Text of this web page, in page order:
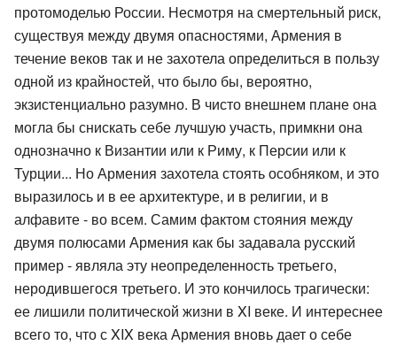
протомоделью России. Несмотря на смертельный риск,
существуя между двумя опасностями, Армения в
течение веков так и не захотела определиться в пользу
одной из крайностей, что было бы, вероятно,
экзистенциально разумно. В чисто внешнем плане она
могла бы снискать себе лучшую участь, примкни она
однозначно к Византии или к Риму, к Персии или к
Турции... Но Армения захотела стоять особняком, и это
выразилось и в ее архитектуре, и в религии, и в
алфавите - во всем. Самим фактом стояния между
двумя полюсами Армения как бы задавала русский
пример - являла эту неопределенность третьего,
неродившегося третьего. И это кончилось трагически:
ее лишили политической жизни в XI веке. И интереснее
всего то, что с XIX века Армения вновь дает о себе